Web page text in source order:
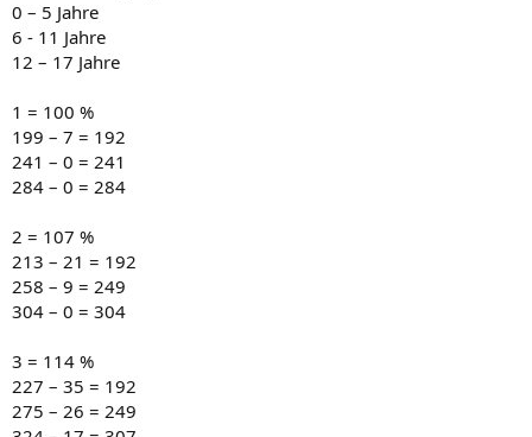
0 – 5 Jahre
6 - 11 Jahre
12 – 17 Jahre
1 = 100 %
199 – 7 = 192
241 – 0 = 241
284 – 0 = 284
2 = 107 %
213 – 21 = 192
258 – 9 = 249
304 – 0 = 304
3 = 114 %
227 – 35 = 192
275 – 26 = 249